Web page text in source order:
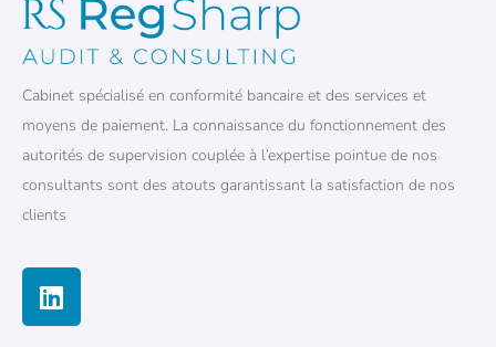
Cabinet spécialisé en conformité bancaire et des services et
moyens de paiement. La connaissance du fonctionnement des
autorités de supervision couplée à l’expertise pointue de nos
consultants sont des atouts garantissant la satisfaction de nos
clients